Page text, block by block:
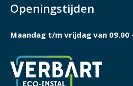
Openingstijden
Maandag t/m vrijdag van 09.00